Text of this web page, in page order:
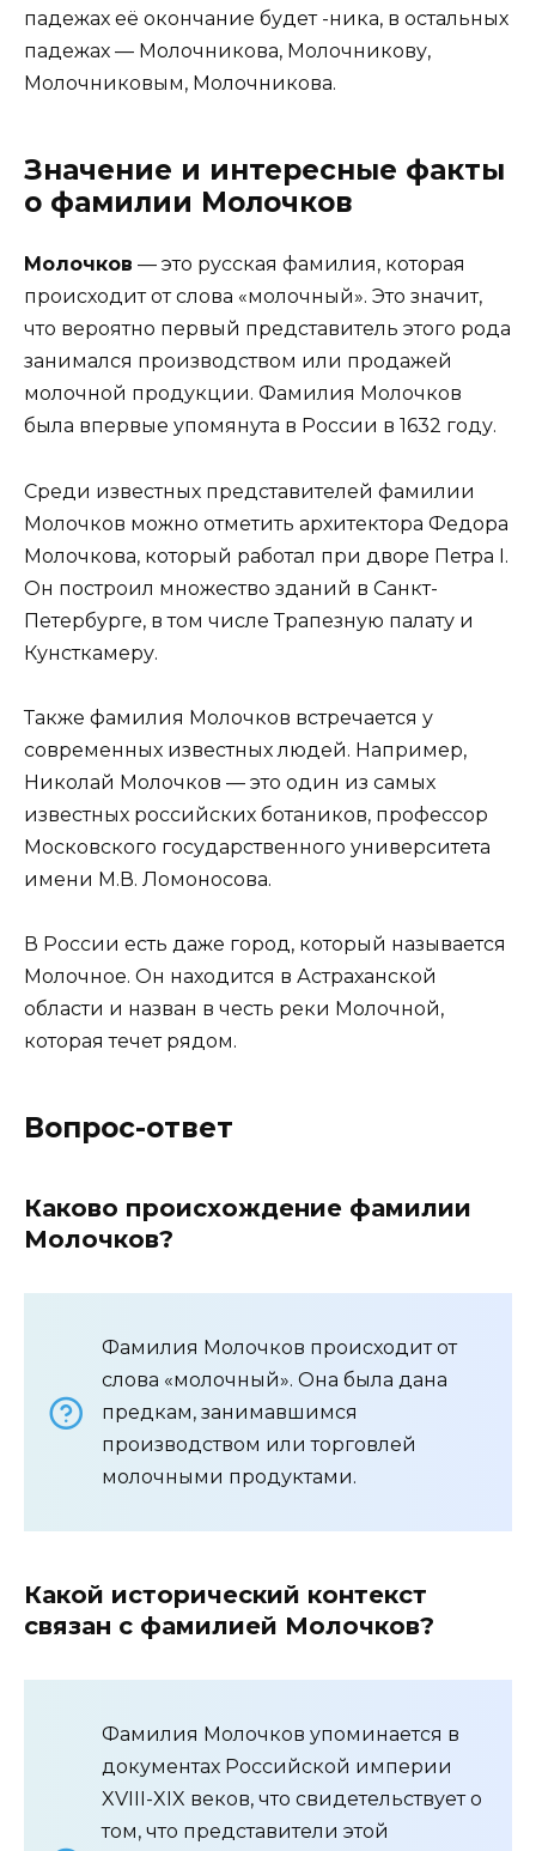
падежах её окончание будет -ника, в остальных
падежах — Молочникова, Молочникову,
Молочниковым, Молочникова.
Значение и интересные факты
о фамилии Молочков
Молочков — это русская фамилия, которая
происходит от слова «молочный». Это значит,
что вероятно первый представитель этого рода
занимался производством или продажей
молочной продукции. Фамилия Молочков
была впервые упомянута в России в 1632 году.
Среди известных представителей фамилии
Молочков можно отметить архитектора Федора
Молочкова, который работал при дворе Петра I.
Он построил множество зданий в Санкт-
Петербурге, в том числе Трапезную палату и
Кунсткамеру.
Также фамилия Молочков встречается у
современных известных людей. Например,
Николай Молочков — это один из самых
известных российских ботаников, профессор
Московского государственного университета
имени М.В. Ломоносова.
В России есть даже город, который называется
Молочное. Он находится в Астраханской
области и назван в честь реки Молочной,
которая течет рядом.
Вопрос-ответ
Каково происхождение фамилии
Молочков?
Фамилия Молочков происходит от
слова «молочный». Она была дана
предкам, занимавшимся
производством или торговлей
молочными продуктами.
Какой исторический контекст
связан с фамилией Молочков?
Фамилия Молочков упоминается в
документах Российской империи
XVIII-XIX веков, что свидетельствует о
том, что представители этой